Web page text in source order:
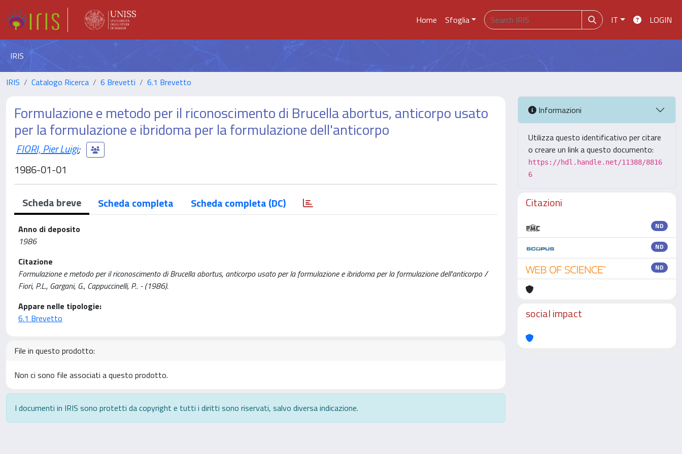
Home Sfoglia IT LOGIN
IRIS
IRIS Catalogo Ricerca 6 Brevetti 6.1 Brevetto
Formulazione e metodo per il riconoscimento di Brucella abortus, anticorpo usato
per la formulazione e ibridoma per la formulazione dell'anticorpo
FIORI, Pier Luigi;
1986-01-01
Scheda breve Scheda completa Scheda completa (DC)
Anno di deposito
1986
Citazione
Formulazione e metodo per il riconoscimento di Brucella abortus, anticorpo usato per la formulazione e ibridoma per la formulazione dell'anticorpo /
Fiori, P.L., Gargani, G., Cappuccinelli, P.. - (1986).
Appare nelle tipologie:
6.1 Brevetto
File in questo prodotto:
Non ci sono file associati a questo prodotto.
I documenti in IRIS sono protetti da copyright e tutti i diritti sono riservati, salvo diversa indicazione.
Informazioni
Utilizza questo identificativo per citare
o creare un link a questo documento:
https://hdl.handle.net/11388/8816
6
Citazioni
ND
ND
ND
social impact